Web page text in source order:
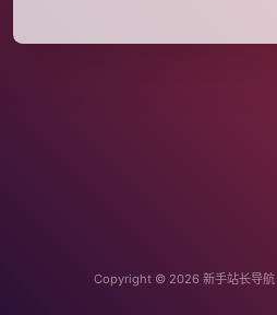
Copyright © 2026 新手站长导航